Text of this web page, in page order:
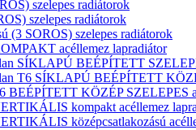
szelepes radiátorok
szelepes radiátorok
(3 SOROS) szelepes radiátorok
acéllemez lapradiátor
SÍKLAPÚ BEÉPÍTETT
T6 SÍKLAPÚ BEÉPÍTETT
BEÉPÍTETT KÖZÉP SZELEPES
kompakt acéllemez
középcsatlakozású